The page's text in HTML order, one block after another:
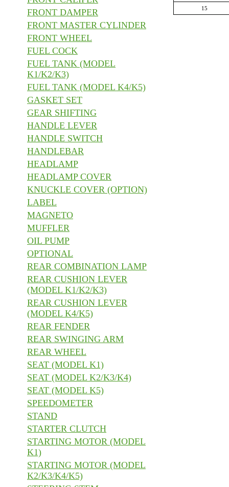
FRONT DAMPER
FRONT MASTER CYLINDER
FRONT WHEEL
FUEL COCK
FUEL TANK (MODEL
K1/K2/K3)
FUEL TANK (MODEL K4/K5)
GASKET SET
GEAR SHIFTING
HANDLE LEVER
HANDLE SWITCH
HANDLEBAR
HEADLAMP
HEADLAMP COVER
KNUCKLE COVER (OPTION)
LABEL
MAGNETO
MUFFLER
OIL PUMP
OPTIONAL
REAR COMBINATION LAMP
REAR CUSHION LEVER
(MODEL K1/K2/K3)
REAR CUSHION LEVER
(MODEL K4/K5)
REAR FENDER
REAR SWINGING ARM
REAR WHEEL
SEAT (MODEL K1)
SEAT (MODEL K2/K3/K4)
SEAT (MODEL K5)
SPEEDOMETER
STAND
STARTER CLUTCH
STARTING MOTOR (MODEL
K1)
STARTING MOTOR (MODEL
K2/K3/K4/K5)
15